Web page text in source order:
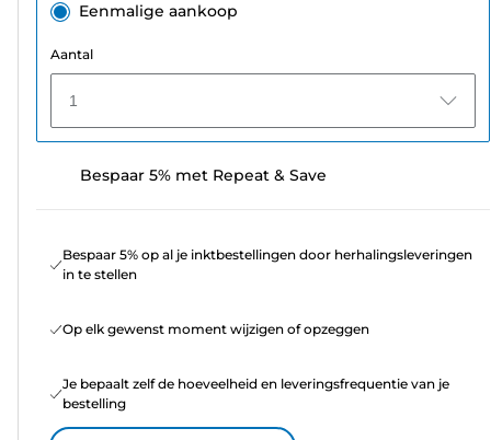
Eenmalige aankoop
Aantal
1
Bespaar 5% met Repeat & Save
Bespaar 5% op al je inktbestellingen door herhalingsleveringen
in te stellen
Op elk gewenst moment wijzigen of opzeggen
Je bepaalt zelf de hoeveelheid en leveringsfrequentie van je
bestelling